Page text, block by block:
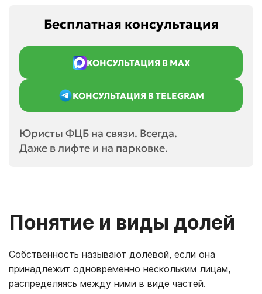
Бесплатная консультация
КОНСУЛЬТАЦИЯ В MAX
КОНСУЛЬТАЦИЯ В TELEGRAM
Юристы ФЦБ на связи. Всегда.
Даже в лифте и на парковке.
Понятие и виды долей
Собственность называют долевой, если она
принадлежит одновременно нескольким лицам,
распределяясь между ними в виде частей.